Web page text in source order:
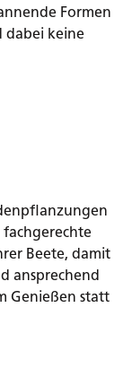
Formen
dabei keine
Beete, damit
ansprechend
Genießen statt